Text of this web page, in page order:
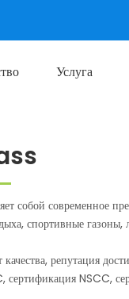
Услуга
собой современное
спортивные
репутация
NSCC,